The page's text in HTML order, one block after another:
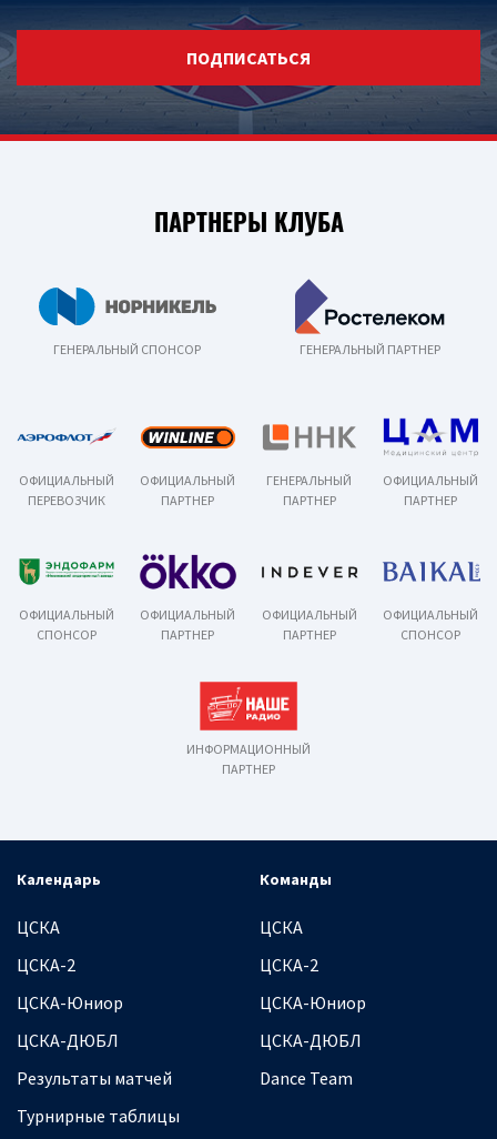
ПОДПИСАТЬСЯ
ПАРТНЕРЫ КЛУБА
ГЕНЕРАЛЬНЫЙ СПОНСОР ГЕНЕРАЛЬНЫЙ ПАРТНЕР
ОФИЦИАЛЬНЫЙ
ПЕРЕВОЗЧИК
ОФИЦИАЛЬНЫЙ
ПАРТНЕР
ГЕНЕРАЛЬНЫЙ
ПАРТНЕР
ОФИЦИАЛЬНЫЙ
ПАРТНЕР
ОФИЦИАЛЬНЫЙ
СПОНСОР
ОФИЦИАЛЬНЫЙ
ПАРТНЕР
ОФИЦИАЛЬНЫЙ
ПАРТНЕР
ОФИЦИАЛЬНЫЙ
СПОНСОР
ИНФОРМАЦИОННЫЙ
ПАРТНЕР
Календарь
ЦСКА
ЦСКА-2
ЦСКА-Юниор
ЦСКА-ДЮБЛ
Результаты матчей
Турнирные таблицы
Команды
ЦСКА
ЦСКА-2
ЦСКА-Юниор
ЦСКА-ДЮБЛ
Dance Team